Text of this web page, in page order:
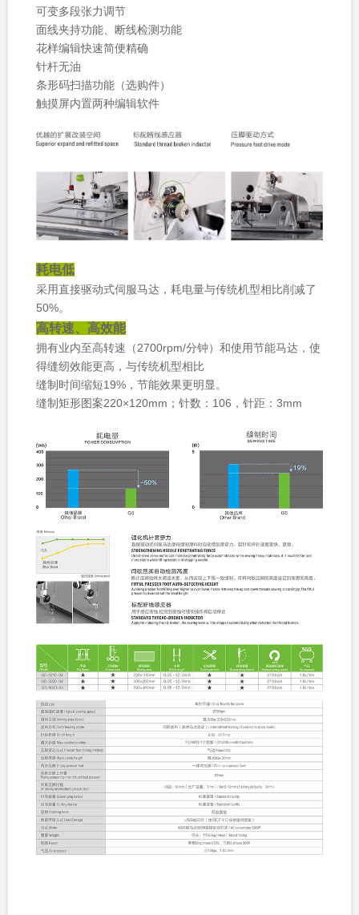
可变多段张力调节
面线夹持功能、断线检测功能
花样编辑快速简便精确
针杆无油
条形码扫描功能（选购件）
触摸屏内置两种编辑软件
耗电低
采用直接驱动式伺服马达，耗电量与传统机型相比削减了
50%。
高转速、高效能
拥有业内至高转速（2700rpm/分钟）和使用节能马达，使
得缝纫效能更高，与传统机型相比
缝制时间缩短19%，节能效果更明显。
缝制矩形图案220×120mm；针数：106，针距：3mm